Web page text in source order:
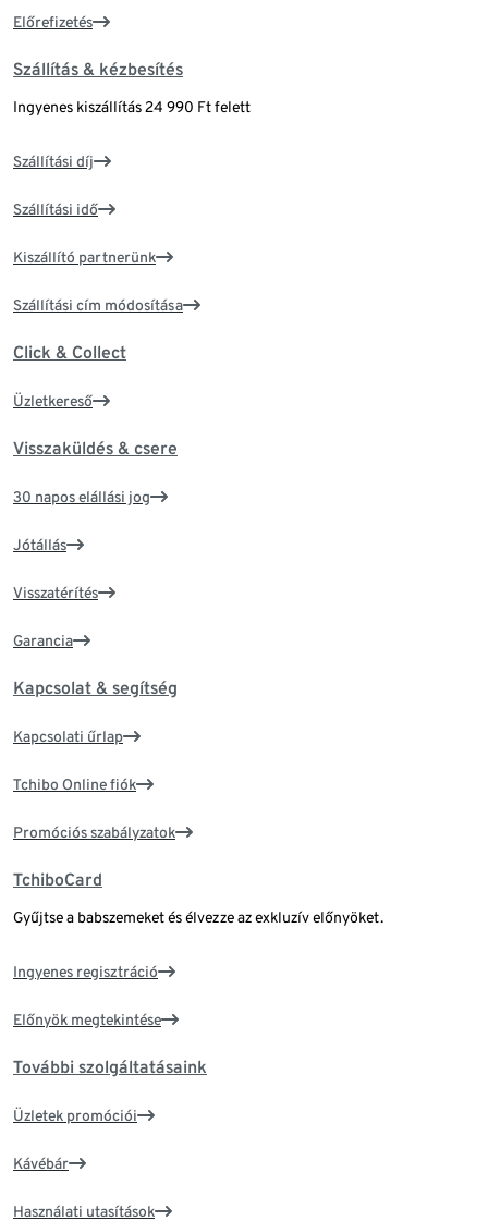
Előrefizetés
Szállítás & kézbesítés
Ingyenes kiszállítás 24 990 Ft felett
Szállítási díj
Szállítási idő
Kiszállító partnerünk
Szállítási cím módosítása
Click & Collect
Üzletkereső
Visszaküldés & csere
30 napos elállási jog
Jótállás
Visszatérítés
Garancia
Kapcsolat & segítség
Kapcsolati űrlap
Tchibo Online fiók
Promóciós szabályzatok
TchiboCard
Gyűjtse a babszemeket és élvezze az exkluzív előnyöket.
Ingyenes regisztráció
Előnyök megtekintése
További szolgáltatásaink
Üzletek promóciói
Kávébár
Használati utasítások